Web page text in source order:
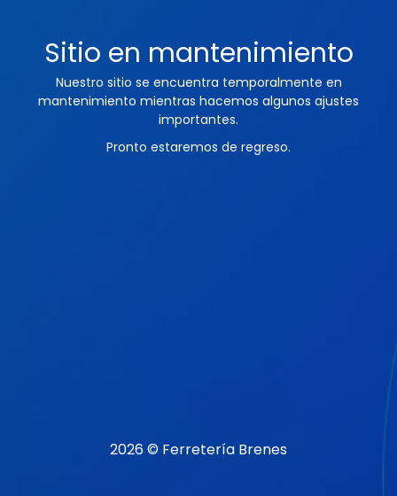
Sitio en mantenimiento
Nuestro sitio se encuentra temporalmente en
mantenimiento mientras hacemos algunos ajustes
importantes.
Pronto estaremos de regreso.
2026 © Ferretería Brenes